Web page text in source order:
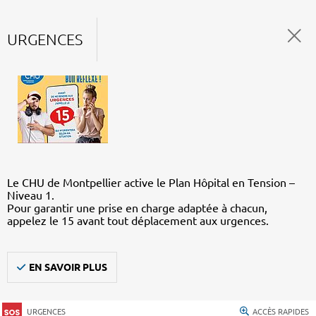
URGENCES
Le CHU de Montpellier active le Plan Hôpital en Tension –
Niveau 1.
Pour garantir une prise en charge adaptée à chacun,
appelez le 15 avant tout déplacement aux urgences.
EN SAVOIR PLUS
URGENCES ACCÈS RAPIDES